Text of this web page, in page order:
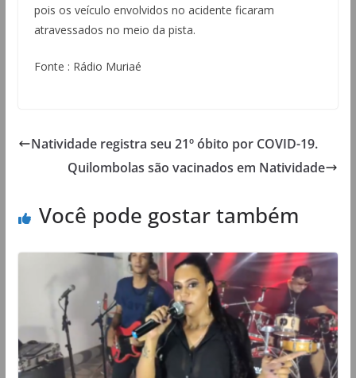
pois os veículo envolvidos no acidente ficaram
atravessados no meio da pista.
Fonte : Rádio Muriaé
Natividade registra seu 21º óbito por COVID-19.
Quilombolas são vacinados em Natividade
Você pode gostar também